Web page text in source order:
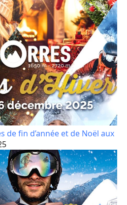
de fin d’année et de Noël aux